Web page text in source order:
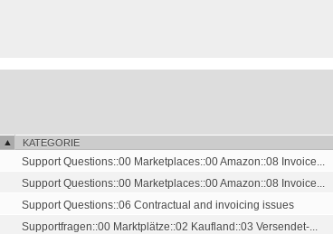
KATEGORIE
Support Questions::00 Marketplaces::00 Amazon::08 Invoice...
Support Questions::00 Marketplaces::00 Amazon::08 Invoice...
Support Questions::06 Contractual and invoicing issues
Supportfragen::00 Marktplätze::02 Kaufland::03 Versendet-...